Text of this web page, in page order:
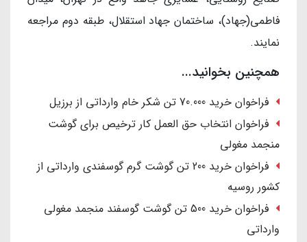
فاطمی(جهاد)، ساختمان جهاد استقلال، طبقه دوم مراجعه
نمایند.
همچنین بخوانید...
فراخوان خرید 70.000 تن شکر خام وارداتی از برزیل
فراخوان انتخاب حق العمل کار ترخیص برای گوشت
منجمد مغولی
فراخوان خرید 200 تن گوشت گرم گوسفندی وارداتی از
کشور روسیه
فراخوان خرید 500 تن گوشت گوسفند منجمد مغولی
وارداتی